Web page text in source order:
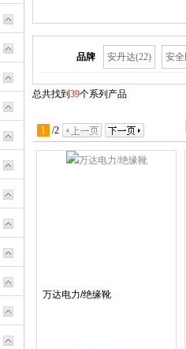
品牌 安丹达(22) 安全
总共找到 39个系列产品
1 /2
万达电力/绝缘靴